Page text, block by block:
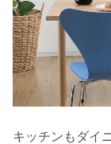
キッチンもダイ